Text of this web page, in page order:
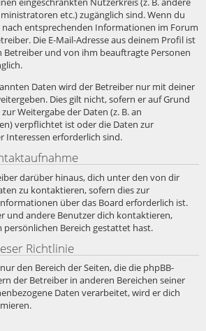
etc.) zugänglich sind. Wenn du
nach entsprechenden Informationen im Forum
Die E-Mail-Adresse aus deinem Profil ist
Betreiber und von ihm beauftragte Personen
Daten wird der Betreiber nur mit deiner
Dies gilt nicht, sofern er auf Grund
Weitergabe der Daten (z. B. an
verpflichtet ist oder die Daten zur
Interessen erforderlich sind.
darüber hinaus, dich unter den von dir
zu kontaktieren, sofern dies zur
über das Board erforderlich ist.
und andere Benutzer dich kontaktieren,
persönlichen Bereich gestattet hast.
Richtlinie
den Bereich der Seiten, die die phpBB-
der Betreiber in anderen Bereichen seiner
Daten verarbeitet, wird er dich